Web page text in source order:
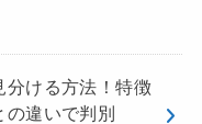
分ける方法！特徴
の違いで判別